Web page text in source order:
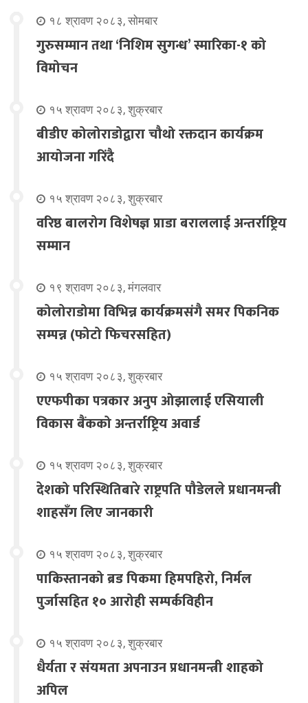
१८ श्रावण २०८३, सोमबार
गुरुसम्मान तथा ‘निशिम सुगन्ध’ स्मारिका-१ को
विमोचन
१५ श्रावण २०८३, शुक्रबार
बीडीए कोलोराडोद्वारा चौथो रक्तदान कार्यक्रम
आयोजना गरिंदै
१५ श्रावण २०८३, शुक्रबार
वरिष्ठ बालरोग विशेषज्ञ प्राडा बराललाई अन्तर्राष्ट्रिय
सम्मान
१९ श्रावण २०८३, मंगलवार
कोलोराडोमा विभिन्न कार्यक्रमसंगै समर पिकनिक
सम्पन्न (फोटो फिचरसहित)
१५ श्रावण २०८३, शुक्रबार
एएफपीका पत्रकार अनुप ओझालाई एसियाली
विकास बैंकको अन्तर्राष्ट्रिय अवार्ड
१५ श्रावण २०८३, शुक्रबार
देशको परिस्थितिबारे राष्ट्रपति पौडेलले प्रधानमन्त्री
शाहसँग लिए जानकारी
१५ श्रावण २०८३, शुक्रबार
पाकिस्तानको ब्रड पिकमा हिमपहिरो, निर्मल
पुर्जासहित १० आरोही सम्पर्कविहीन
१५ श्रावण २०८३, शुक्रबार
धैर्यता र संयमता अपनाउन प्रधानमन्त्री शाहको
अपिल